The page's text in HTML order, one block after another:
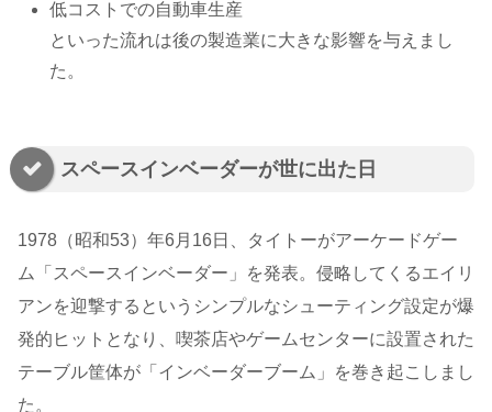
低コストでの自動車生産
といった流れは後の製造業に大きな影響を与えまし
た。
スペースインベーダーが世に出た日
1978（昭和53）年6月16日、タイトーがアーケードゲー
ム「スペースインベーダー」を発表。侵略してくるエイリ
アンを迎撃するというシンプルなシューティング設定が爆
発的ヒットとなり、喫茶店やゲームセンターに設置された
テーブル筐体が「インベーダーブーム」を巻き起こしまし
た。